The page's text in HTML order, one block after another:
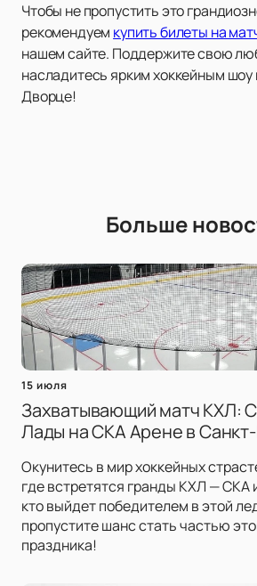
Чтобы не пропустить это
рекомендуем купить билеты на
нашем сайте. Поддержите свою
насладитесь ярким хоккейным
Дворце!
Больше
15 июля
Захватывающий матч КХЛ:
Лады на СКА Арене в
Окунитесь в мир хоккейных
где встретятся гранды КХЛ — СКА
кто выйдет победителем в этой
пропустите шанс стать частью
праздника!